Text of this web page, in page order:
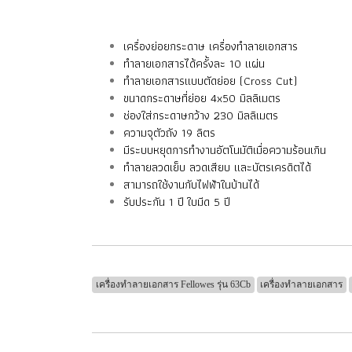
เครื่องย่อยกระดาษ เครื่องทำลายเอกสาร
ทำลายเอกสารได้ครั้งละ 10 แผ่น
ทำลายเอกสารแบบตัดย่อย (Cross Cut)
ขนาดกระดาษที่ย่อย 4x50 มิลลิเมตร
ช่องใส่กระดาษกว้าง 230 มิลลิเมตร
ความจุตัวถัง 19 ลิตร
มีระบบหยุดการทำงานอัตโนมัติเมื่อความร้อนเกิน
ทำลายลวดเย็บ ลวดเสียบ และบัตรเครดิตได้
สามารถใช้งานกับไฟฟ้าในบ้านได้
รับประกัน 1 ปี ใบมีด 5 ปี
เครื่องทำลายเอกสาร Fellowes รุ่น 63Cb เครื่องทำลายเอกสาร